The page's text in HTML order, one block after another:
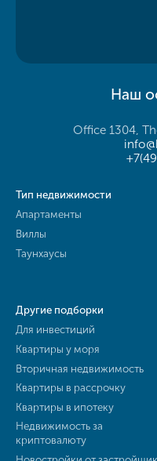
Наш
Office 1304,
Тип недвижимости
Апартаменты
Виллы
Таунхаусы
Другие подборки
Для инвестиций
Квартиры у моря
Вторичная недвижимость
Квартиры в рассрочку
Квартиры в ипотеку
Недвижимость за
криптовалюту